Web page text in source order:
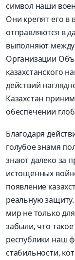
символ наши
Они крепят его в
отправляются в
выполняют
Организации
казахстанского
действий
Казахстан
обеспечении
Благодаря
голубоезнамя
знают далеко за
истощенных
появление
реальную
мир не только
забыли, что
республики наш
стабильности,